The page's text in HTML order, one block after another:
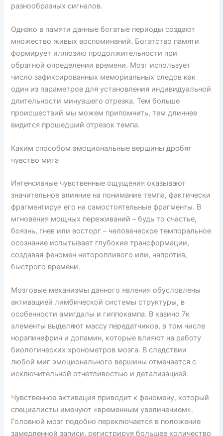
разнообразных сигналов.
Однако в памяти данные богатые периоды создают
множество живых воспоминаний. Богатство памяти
формирует иллюзию продолжительности при
обратной определении времени. Мозг использует
число зафиксированных мемориальных следов как
один из параметров для установления индивидуальной
длительности минувшего отрезка. Тем больше
происшествий мы можем припомнить, тем длиннее
видится прошедший отрезок темпа.
Каким способом эмоциональные вершины дробят
чувство мига
Интенсивные чувственные ощущения оказывают
значительное влияние на понимание темпа, фактически
фрагментируя его на самостоятельные фрагменты. В
мгновения мощных переживаний – будь то счастье,
боязнь, гнев или восторг – человеческое темпоральное
осознание испытывает глубокие трансформации,
создавая феномен неторопливого или, напротив,
быстрого времени.
Мозговые механизмы данного явления обусловлены
активацией лимбической системы структуры, в
особенности амигдалы и гиппокампа. В казино 7к
элементы выделяют массу передатчиков, в том числе
норэпинефрин и допамин, которые влияют на работу
биологических хронометров мозга. В следствии
любой миг эмоционального вершины отмечается с
исключительной отчетливостью и детализацией.
Чувственное активация приводит к феномену, который
специалисты именуют «временным увеличением».
Головной мозг подобно переключается в положение
замедленной записи, регистрируя большее количество